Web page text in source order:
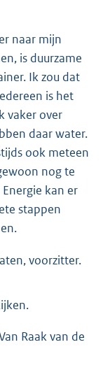
naar mijn
is duurzame
Ik zou dat
is het
vaker over
daar water.
ook meteen
nog te
kan er
stappen
voorzitter.
Raak van de